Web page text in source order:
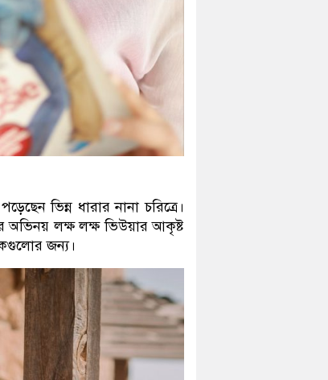
ভিন্ন ধারার নানা চরিত্রে।
অভিনয় লক্ষ লক্ষ ভিউয়ার আকৃষ্ট
জন্য।